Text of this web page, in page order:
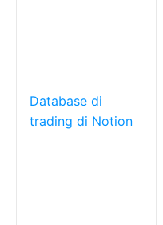
Database di
trading di Notion